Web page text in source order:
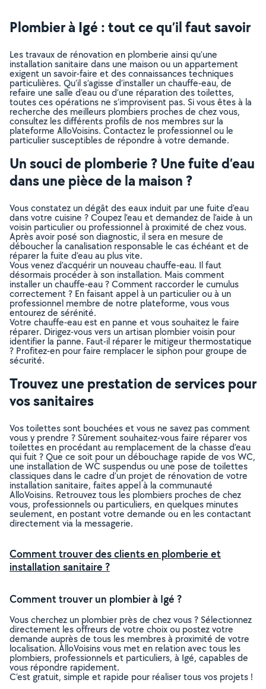
Plombier à Igé : tout ce qu’il faut savoir
Les travaux de rénovation en plomberie ainsi qu’une
installation sanitaire dans une maison ou un appartement
exigent un savoir-faire et des connaissances techniques
particulières. Qu’il s’agisse d’installer un chauffe-eau, de
refaire une salle d’eau ou d’une réparation des toilettes,
toutes ces opérations ne s’improvisent pas. Si vous êtes à la
recherche des meilleurs plombiers proches de chez vous,
consultez les différents profils de nos membres sur la
plateforme AlloVoisins. Contactez le professionnel ou le
particulier susceptibles de répondre à votre demande.
Un souci de plomberie ? Une fuite d’eau
dans une pièce de la maison ?
Vous constatez un dégât des eaux induit par une fuite d’eau
dans votre cuisine ? Coupez l’eau et demandez de l’aide à un
voisin particulier ou professionnel à proximité de chez vous.
Après avoir posé son diagnostic, il sera en mesure de
déboucher la canalisation responsable le cas échéant et de
réparer la fuite d’eau au plus vite.
Vous venez d’acquérir un nouveau chauffe-eau. Il faut
désormais procéder à son installation. Mais comment
installer un chauffe-eau ? Comment raccorder le cumulus
correctement ? En faisant appel à un particulier ou à un
professionnel membre de notre plateforme, vous vous
entourez de sérénité.
Votre chauffe-eau est en panne et vous souhaitez le faire
réparer. Dirigez-vous vers un artisan plombier voisin pour
identifier la panne. Faut-il réparer le mitigeur thermostatique
? Profitez-en pour faire remplacer le siphon pour groupe de
sécurité.
Trouvez une prestation de services pour
vos sanitaires
Vos toilettes sont bouchées et vous ne savez pas comment
vous y prendre ? Sûrement souhaitez-vous faire réparer vos
toilettes en procédant au remplacement de la chasse d’eau
qui fuit ? Que ce soit pour un débouchage rapide de vos WC,
une installation de WC suspendus ou une pose de toilettes
classiques dans le cadre d’un projet de rénovation de votre
installation sanitaire, faites appel à la communauté
AlloVoisins. Retrouvez tous les plombiers proches de chez
vous, professionnels ou particuliers, en quelques minutes
seulement, en postant votre demande ou en les contactant
directement via la messagerie.
Comment trouver des clients en plomberie et
installation sanitaire ?
Comment trouver un plombier à Igé ?
Vous cherchez un plombier près de chez vous ? Sélectionnez
directement les offreurs de votre choix ou postez votre
demande auprès de tous les membres à proximité de votre
localisation. AlloVoisins vous met en relation avec tous les
plombiers, professionnels et particuliers, à Igé, capables de
vous répondre rapidement.
C’est gratuit, simple et rapide pour réaliser tous vos projets !